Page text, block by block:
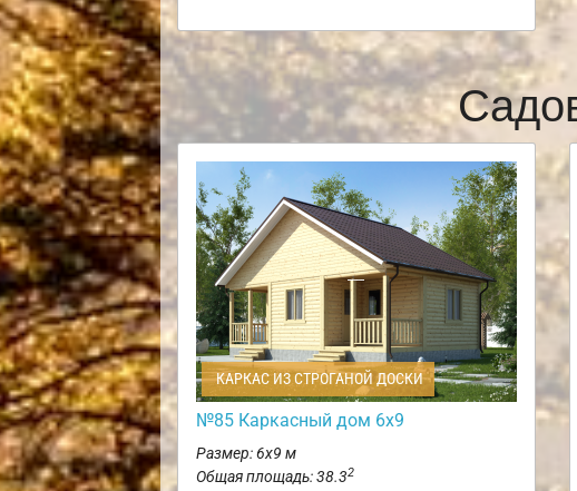
КАРКАС ИЗ СТРОГАНОЙ ДОСКИ
№85 Каркасный дом 6х9
Размер: 6х9 м
Общая площадь: 38.32